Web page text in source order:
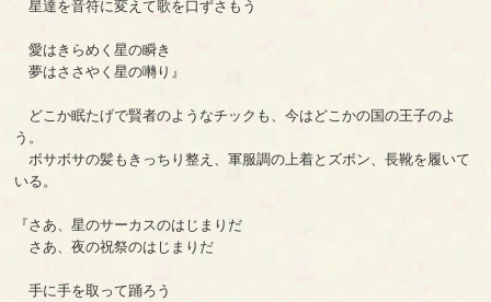
星達を音符に変えて歌を口ずさもう
愛はきらめく星の瞬き
夢はささやく星の囀り』
どこか眠たげで賢者のようなチックも、今はどこかの国の王子のよ
う。
ボサボサの髪もきっちり整え、軍服調の上着とズボン、長靴を履いて
いる。
『さあ、星のサーカスのはじまりだ
さあ、夜の祝祭のはじまりだ
手に手を取って踊ろう